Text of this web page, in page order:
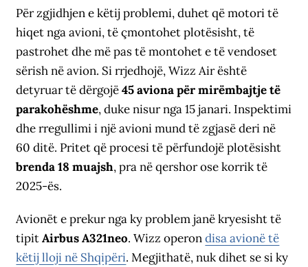
Për zgjidhjen e këtij problemi, duhet që motori të
hiqet nga avioni, të çmontohet plotësisht, të
pastrohet dhe më pas të montohet e të vendoset
sërish në avion. Si rrjedhojë, Wizz Air është
detyruar të dërgojë45 aviona për mirëmbajtje të
parakohëshme, duke nisur nga 15 janari. Inspektimi
dhe rregullimi i një avioni mund të zgjasë deri në
60 ditë. Pritet që procesi të përfundojë plotësisht
brenda 18 muajsh, pra në qershor ose korrik të
2025-ës.
Avionët e prekur nga ky problem janë kryesisht të
tipitAirbus A321neo. Wizz operondisa avionë të
këtij lloji në Shqipëri. Megjithatë, nuk dihet se si ky